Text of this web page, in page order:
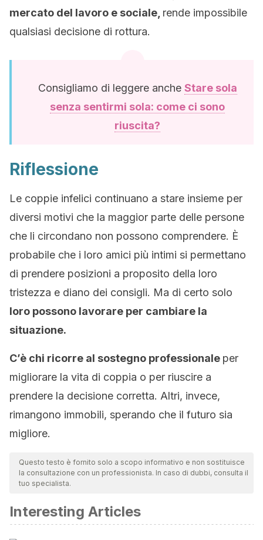
mercato del lavoro e sociale, rende impossibile
qualsiasi decisione di rottura.
Consigliamo di leggere anche Stare sola
senza sentirmi sola: come ci sono
riuscita?
Riflessione
Le coppie infelici continuano a stare insieme per
diversi motivi che la maggior parte delle persone
che li circondano non possono comprendere. È
probabile che i loro amici più intimi si permettano
di prendere posizioni a proposito della loro
tristezza e diano dei consigli. Ma di certo solo
loro possono lavorare per cambiare la
situazione.
C’è chi ricorre al sostegno professionale per
migliorare la vita di coppia o per riuscire a
prendere la decisione corretta. Altri, invece,
rimangono immobili, sperando che il futuro sia
migliore.
Questo testo è fornito solo a scopo informativo e non sostituisce
la consultazione con un professionista. In caso di dubbi, consulta il
tuo specialista.
Interesting Articles